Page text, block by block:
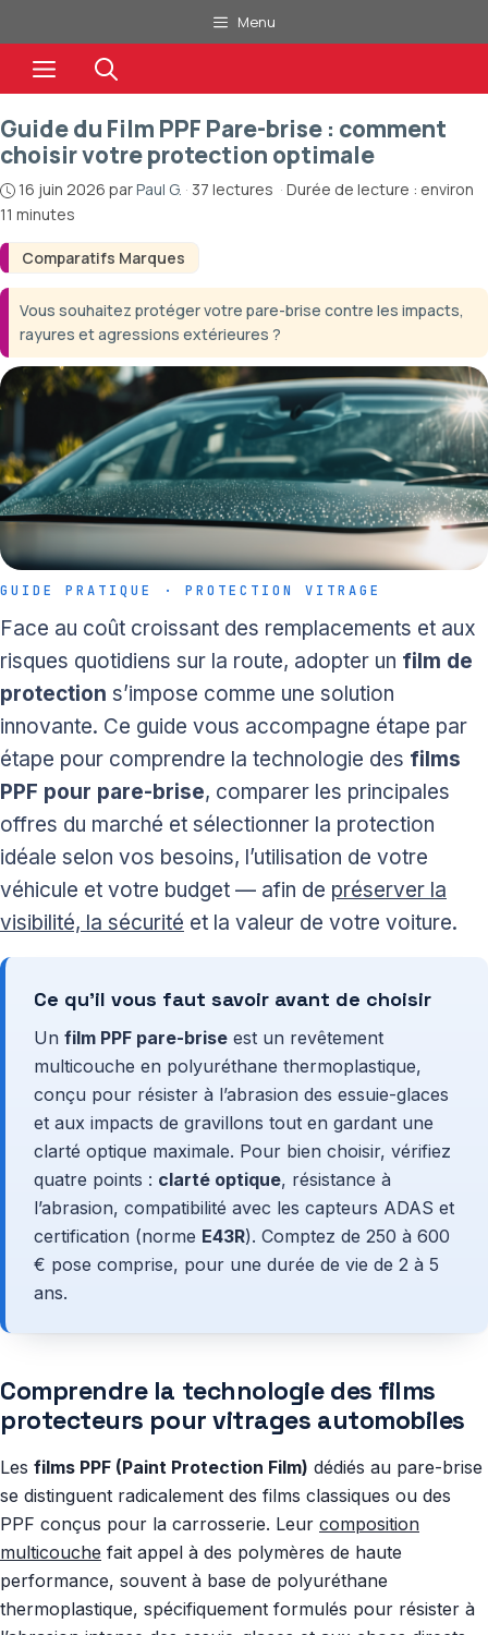
au
contenu
Menu
Menu
Comparatifs Marques
Guide du Film PPF Pare-brise : comment
choisir votre protection optimale
16 juin 2026 parPaul G. · 37 lectures · Durée de lecture : environ
11 minutes
Vous souhaitez protéger votre pare-brise contre les impacts,
rayures et agressions extérieures ?
GUIDE PRATIQUE · PROTECTION VITRAGE
Face au coût croissant des remplacements et aux
risques quotidiens sur la route, adopter un film de
protection s’impose comme une solution
innovante. Ce guide vous accompagne étape par
étape pour comprendre la technologie des films
PPF pour pare-brise, comparer les principales
offres du marché et sélectionner la protection
idéale selon vos besoins, l’utilisation de votre
véhicule et votre budget — afin de préserver la
visibilité, la sécurité et la valeur de votre voiture.
Ce qu’il vous faut savoir avant de choisir
Un film PPF pare-brise est un revêtement
multicouche en polyuréthane thermoplastique,
conçu pour résister à l’abrasion des essuie-glaces
et aux impacts de gravillons tout en gardant une
clarté optique maximale. Pour bien choisir, vérifiez
quatre points : clarté optique, résistance à
l’abrasion, compatibilité avec les capteurs ADAS et
certification (norme E43R). Comptez de 250 à 600
€ pose comprise, pour une durée de vie de 2 à 5
ans.
Comprendre la technologie des films
protecteurs pour vitrages automobiles
Les films PPF (Paint Protection Film) dédiés au pare-brise
se distinguent radicalement des films classiques ou des
PPF conçus pour la carrosserie. Leur composition
multicouche fait appel à des polymères de haute
performance, souvent à base de polyuréthane
thermoplastique, spécifiquement formulés pour résister à